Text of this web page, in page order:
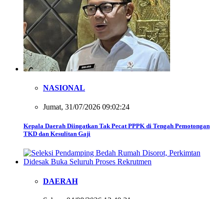
NASIONAL
Jumat, 31/07/2026 09:02:24
Kepala Daerah Diingatkan Tak Pecat PPPK di Tengah Pemotongan
TKD dan Kesulitan Gaji
DAERAH